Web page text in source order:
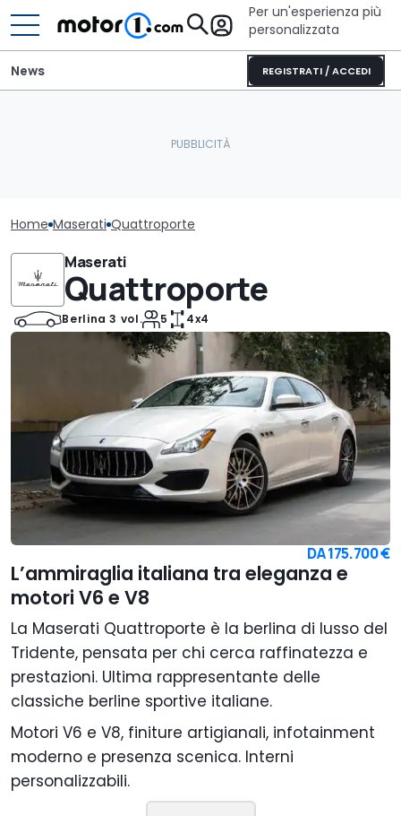
Per un'esperienza più
personalizzata
REGISTRATI / ACCEDI
News
Home Maserati Quattroporte
Maserati
Quattroporte
Berlina 3 vol. 5 4x4
DA175.700 €
L’ammiraglia italiana tra eleganza e
motori V6 e V8
La Maserati Quattroporte è la berlina di lusso del
Tridente, pensata per chi cerca raffinatezza e
prestazioni. Ultima rappresentante delle
classiche berline sportive italiane.
Motori V6 e V8, finiture artigianali, infotainment
moderno e presenza scenica. Interni
personalizzabili.